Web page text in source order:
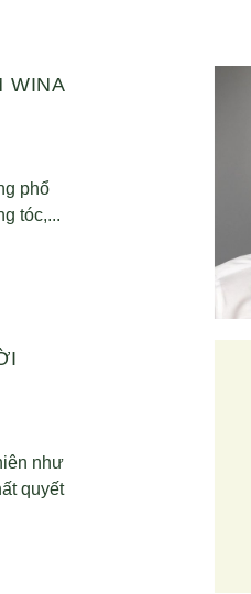
WINA
phổ
tóc,...
như
quyết